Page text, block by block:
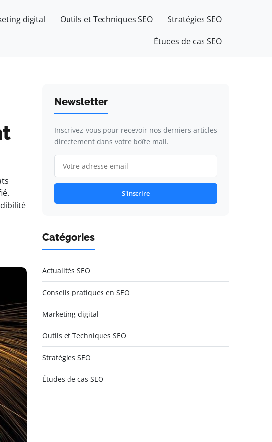
digital Outils et Techniques SEO Stratégies SEO
Études de cas SEO
Newsletter
Inscrivez-vous pour recevoir nos derniers articles
directement dans votre boîte mail.
S'inscrire
Catégories
Actualités SEO
Conseils pratiques en SEO
Marketing digital
Outils et Techniques SEO
Stratégies SEO
Études de cas SEO